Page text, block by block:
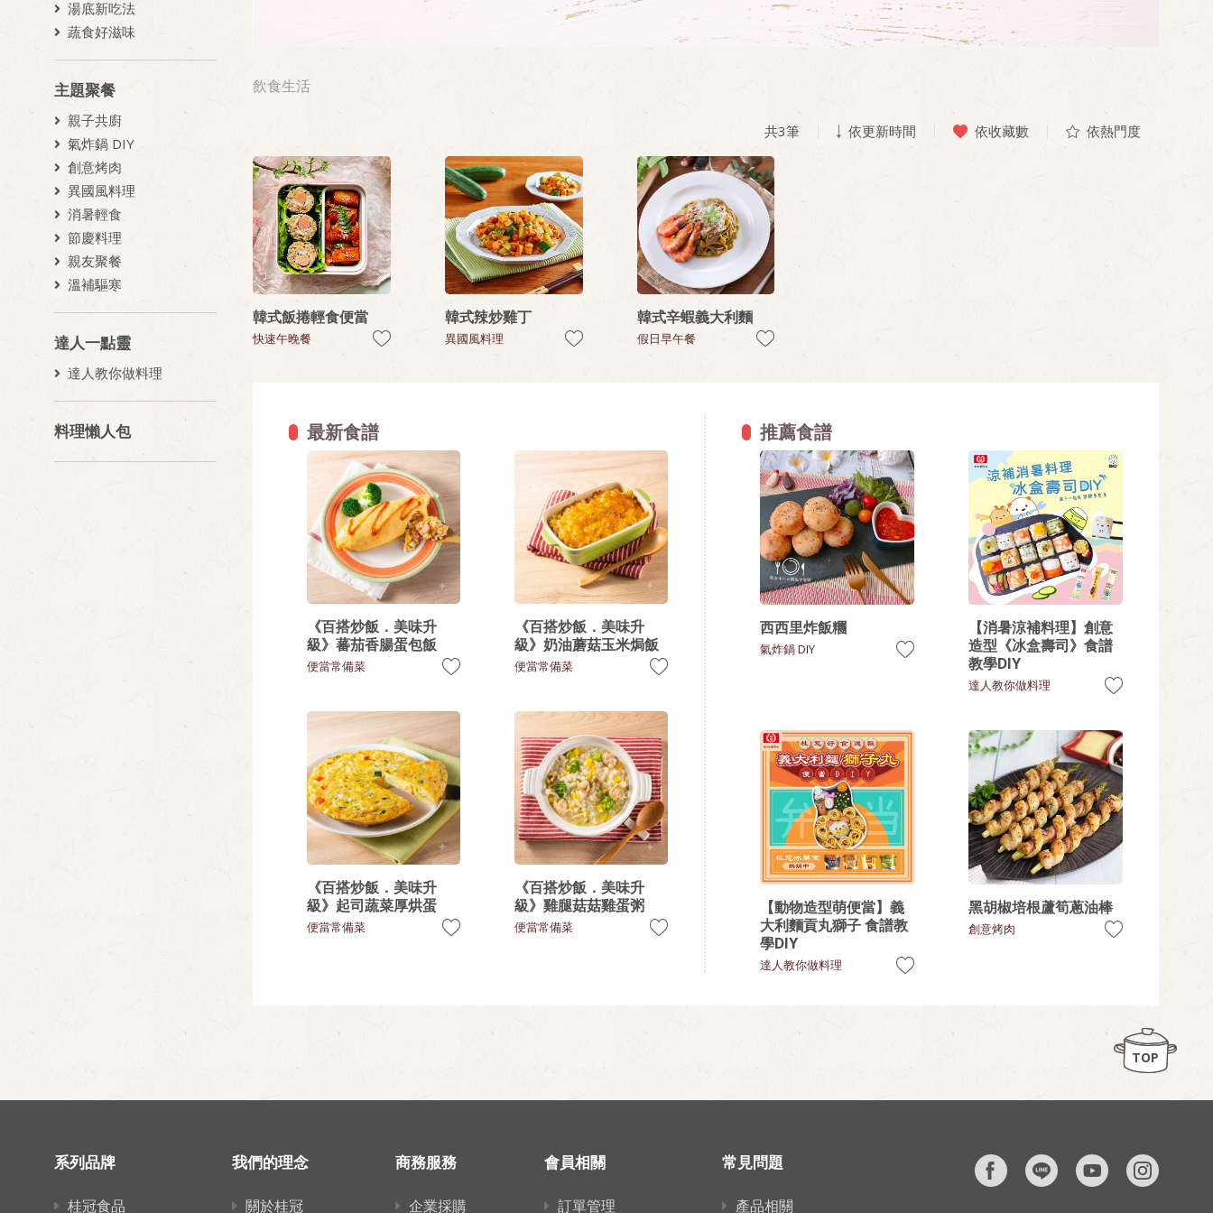
湯底新吃法
蔬食好滋味
主題聚餐
親子共廚
氣炸鍋 DIY
創意烤肉
異國風料理
消暑輕食
節慶料理
親友聚餐
溫補驅寒
達人一點靈
達人教你做料理
料理懶人包
飲食生活
共3筆 依更新時間 依收藏數 依熱門度
韓式飯捲輕食便當
快速午晚餐
韓式辣炒雞丁
異國風料理
韓式辛蝦義大利麵
假日早午餐
最新食譜
《百搭炒飯．美味升
級》蕃茄香腸蛋包飯
便當常備菜
《百搭炒飯．美味升
級》奶油蘑菇玉米焗飯
便當常備菜
《百搭炒飯．美味升
級》起司蔬菜厚烘蛋
便當常備菜
《百搭炒飯．美味升
級》雞腿菇菇雞蛋粥
便當常備菜
推薦食譜
西西里炸飯糰
氣炸鍋 DIY
【消暑涼補料理】創意
造型《冰盒壽司》食譜
教學DIY
達人教你做料理
【動物造型萌便當】義
大利麵貢丸獅子 食譜教
學DIY
達人教你做料理
黑胡椒培根蘆筍蔥油棒
創意烤肉
TOP
系列品牌
桂冠食品
我們的理念
關於桂冠
商務服務
企業採購
會員相關
訂單管理
常見問題
產品相關